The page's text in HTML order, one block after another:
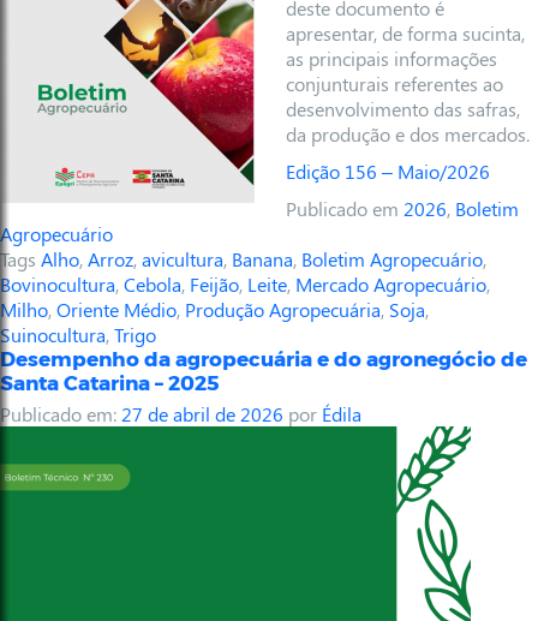
deste documento é
apresentar, de forma sucinta,
as principais informações
conjunturais referentes ao
desenvolvimento das safras,
da produção e dos mercados.
Edição 156 – Maio/2026
Publicado em 2026, Boletim
Agropecuário
Tags Alho,Arroz,avicultura, Banana, Boletim Agropecuário,
Bovinocultura,Cebola, Feijão, Leite, Mercado Agropecuário,
Milho,Oriente Médio, Produção Agropecuária, Soja,
Suinocultura,Trigo
Desempenho da agropecuária e do agronegócio de
Santa Catarina – 2025
Publicado em:27 de abril de 2026 por Édila